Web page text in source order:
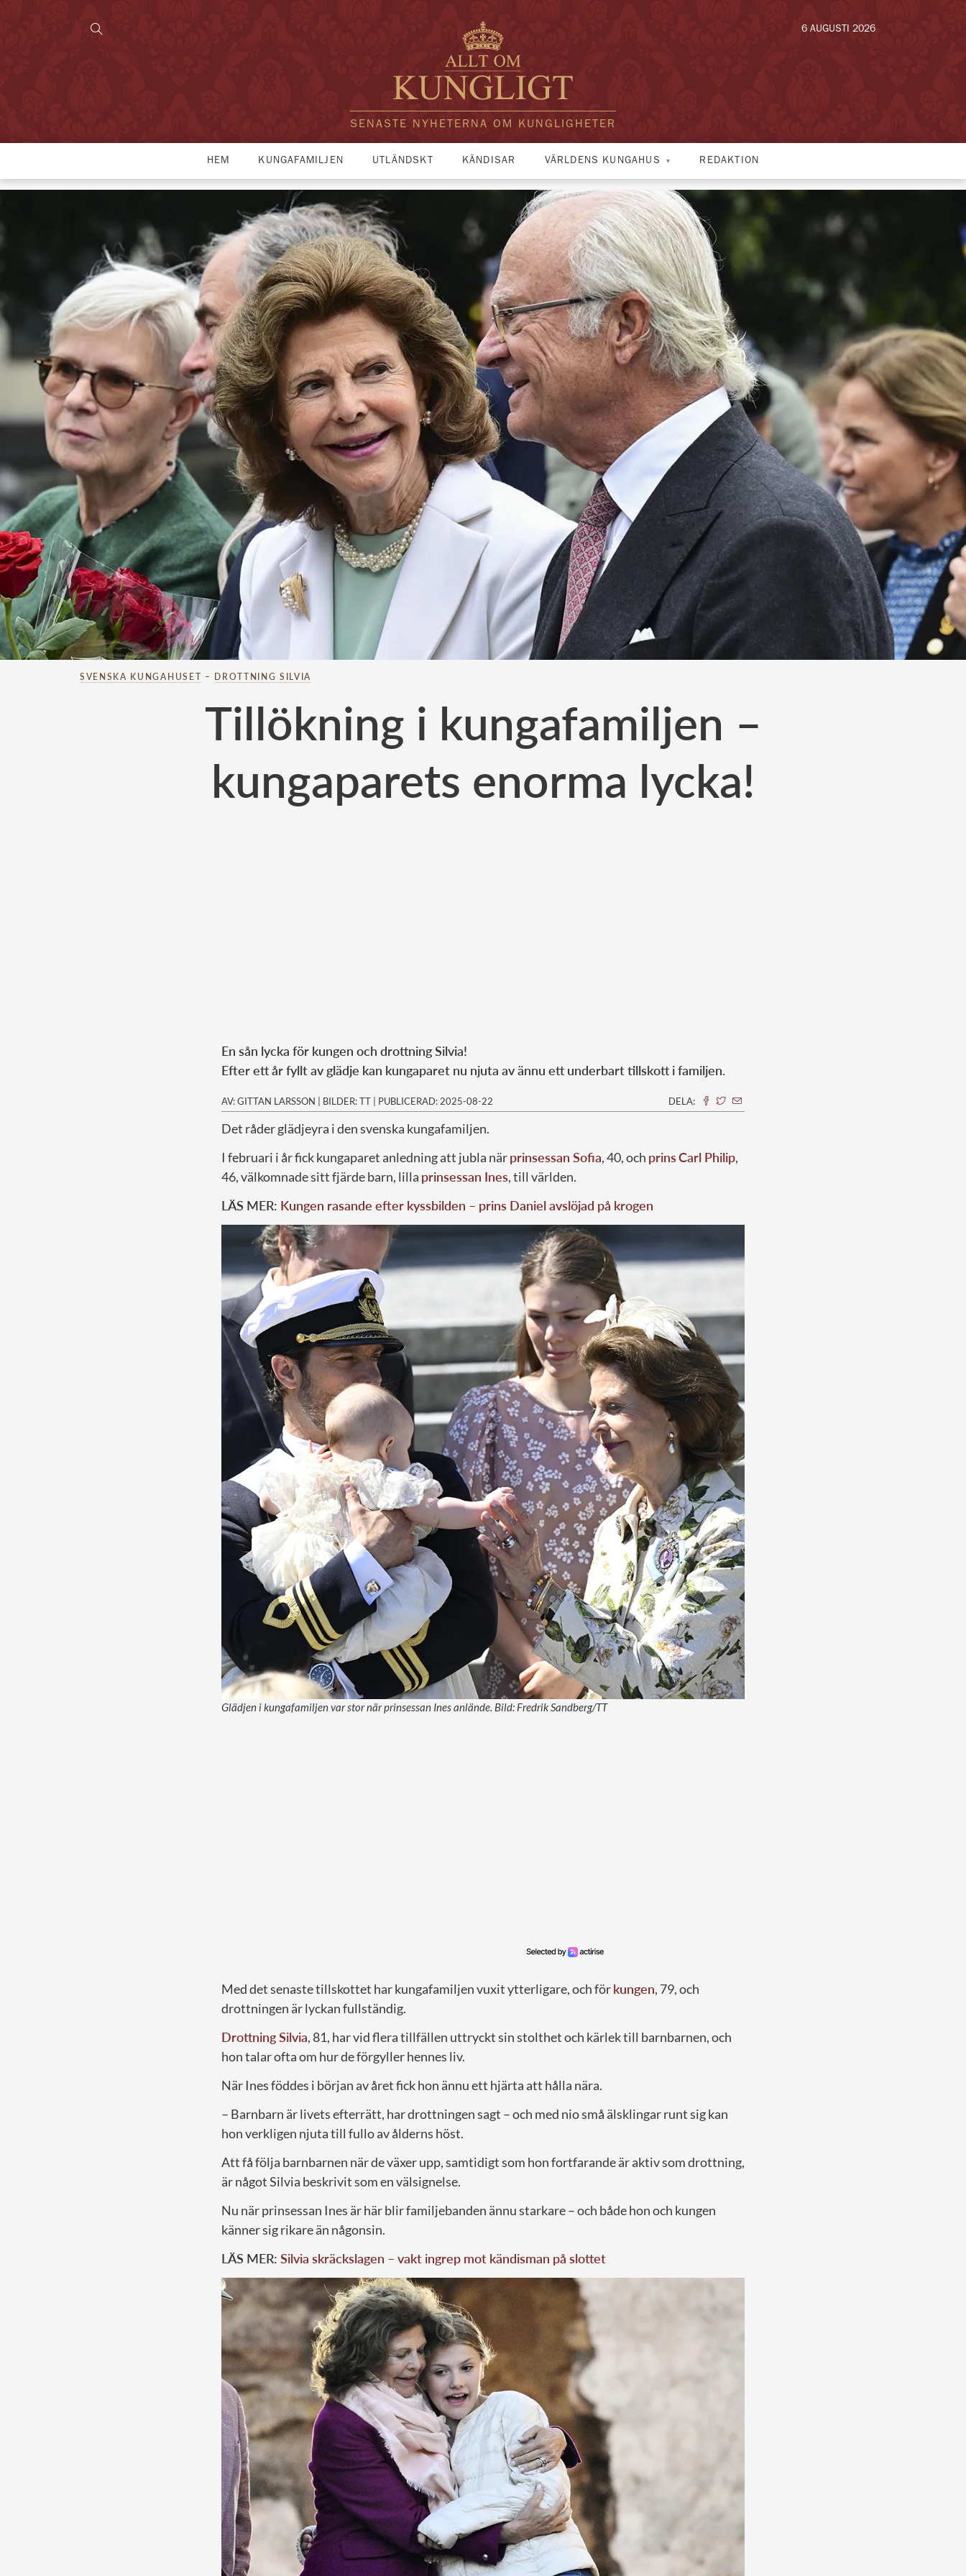
SENASTE NYHETERNA OM KUNGLIGHETER
6 AUGUSTI 2026
HEM KUNGAFAMILJEN UTLÄNDSKT KÄNDISAR VÄRLDENS KUNGAHUS REDAKTION
SVENSKA KUNGAHUSET – DROTTNING SILVIA
Tillökning i kungafamiljen –
kungaparets enorma lycka!
En sån lycka för kungen och drottning Silvia!
Efter ett år fyllt av glädje kan kungaparet nu njuta av ännu ett underbart tillskott i familjen.
AV: GITTAN LARSSON | BILDER: TT | PUBLICERAD: 2025-08-22 DELA:
Det råder glädjeyra i den svenska kungafamiljen.
I februari i år fick kungaparet anledning att jubla närprinsessan Sofia, 40, och prinsCarl Philip,
46, välkomnade sitt fjärde barn, lilla prinsessan Ines, till världen.
LÄS MER: Kungen rasande efter kyssbilden – prins Daniel avslöjad på krogen
Glädjen i kungafamiljen var stor när prinsessan Ines anlände. Bild: Fredrik Sandberg/TT
Med det senaste tillskottet har kungafamiljen vuxit ytterligare, och förkungen, 79, och
drottningen är lyckan fullständig.
Drottning Silvia, 81, har vid flera tillfällen uttryckt sin stolthet och kärlek till barnbarnen, och
hon talar ofta om hur de förgyller hennes liv.
När Ines föddes i början av året fick hon ännu ett hjärta att hålla nära.
– Barnbarn är livets efterrätt, har drottningen sagt – och med nio små älsklingar runt sig kan
hon verkligen njuta till fullo av ålderns höst.
Att få följa barnbarnen när de växer upp, samtidigt som hon fortfarande är aktiv som drottning,
är något Silvia beskrivit som en välsignelse.
Nu när prinsessan Ines är här blir familjebanden ännu starkare – och både hon och kungen
känner sig rikare än någonsin.
LÄS MER: Silvia skräckslagen – vakt ingrep mot kändisman på slottet